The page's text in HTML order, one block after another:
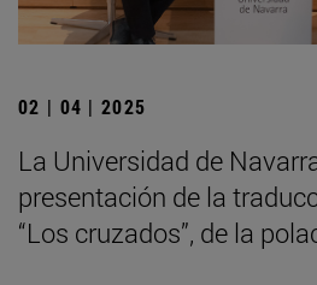
02 | 04 | 2025
La Universidad de
presentación de la
“Los cruzados”, de la